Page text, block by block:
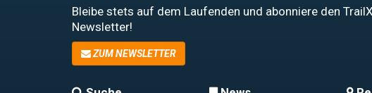
Bleibe stets auf dem Laufenden und abonniere den
Newsletter!
ZUM NEWSLETTER